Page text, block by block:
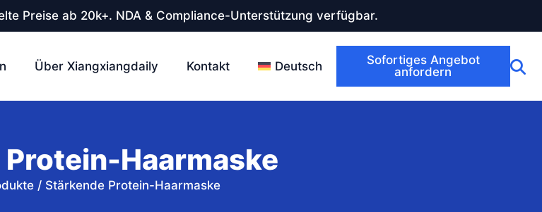
Preise ab 20k+. NDA & Compliance-Unterstützung verfügbar.
Über Xiangxiangdaily Kontakt Deutsch
Sofortiges Angebot
anfordern
Haarmaske
/ Stärkende Protein-Haarmaske